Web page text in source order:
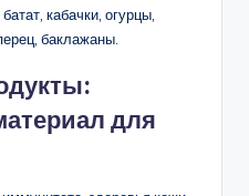
кабачки, огурцы,
баклажаны.
для